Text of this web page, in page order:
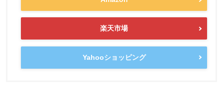
楽天市場
Yahooショッピング